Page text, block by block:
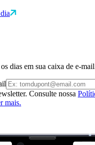
dias em sua caixa de e-
Consulte nossa
mais.